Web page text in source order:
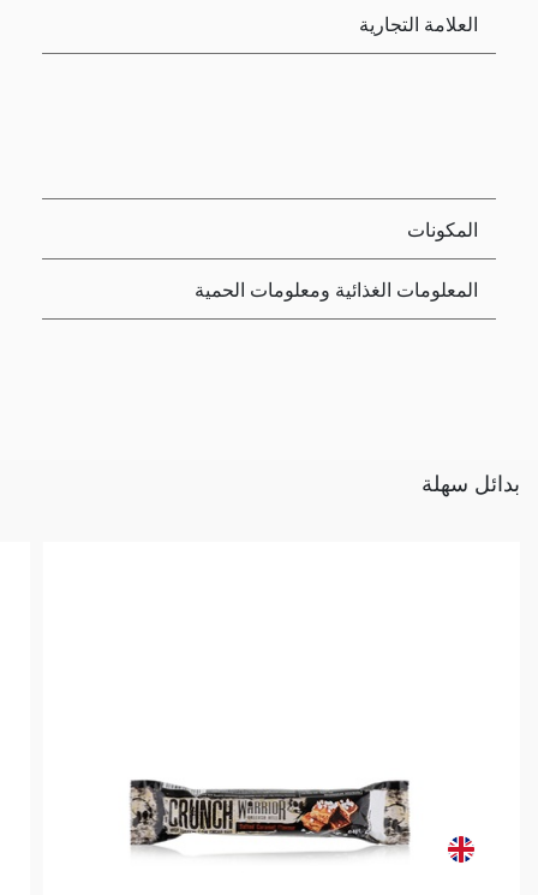
العلامة التجارية
المكونات
المعلومات الغذائية ومعلومات الحمية
بدائل سهلة